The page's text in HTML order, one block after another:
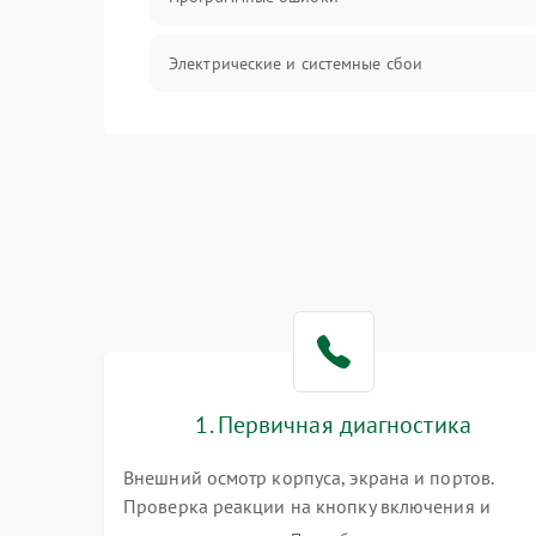
Электрические и системные сбои
Система охлаждения
1. Первичная диагностика
Внешний осмотр корпуса, экрана и портов.
Проверка реакции на кнопку включения и